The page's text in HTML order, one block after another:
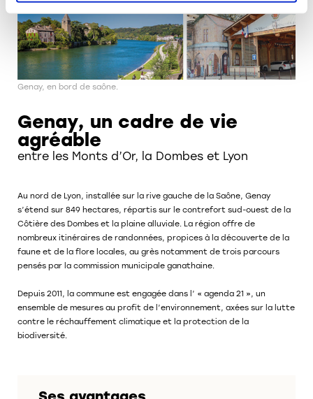
Genay, en bord de saône.
Genay, un cadre de vie
agréable
entre les Monts d’Or, la Dombes et Lyon
Au nord de Lyon, installée sur la rive gauche de la Saône, Genay
s’étend sur 849 hectares, répartis sur le contrefort sud-ouest de la
Côtière des Dombes et la plaine alluviale. La région offre de
nombreux itinéraires de randonnées, propices à la découverte de la
faune et de la flore locales, au grès notamment de trois parcours
pensés par la commission municipale ganathaine.
Depuis 2011, la commune est engagée dans l’ « agenda 21 », un
ensemble de mesures au profit de l’environnement, axées sur la lutte
contre le réchauffement climatique et la protection de la
biodiversité.